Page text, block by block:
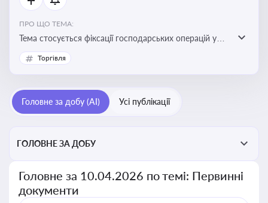
ПРО ЩО ТЕМА:
Тема стосується фіксації господарських операцій у
бухгалтерському обліку та є основою для
податкового обліку
Торгівля
Головне за добу (AI) Усі публікації
ГОЛОВНЕ ЗА ДОБУ
Головне за 10.04.2026 по темі: Первинні
документи